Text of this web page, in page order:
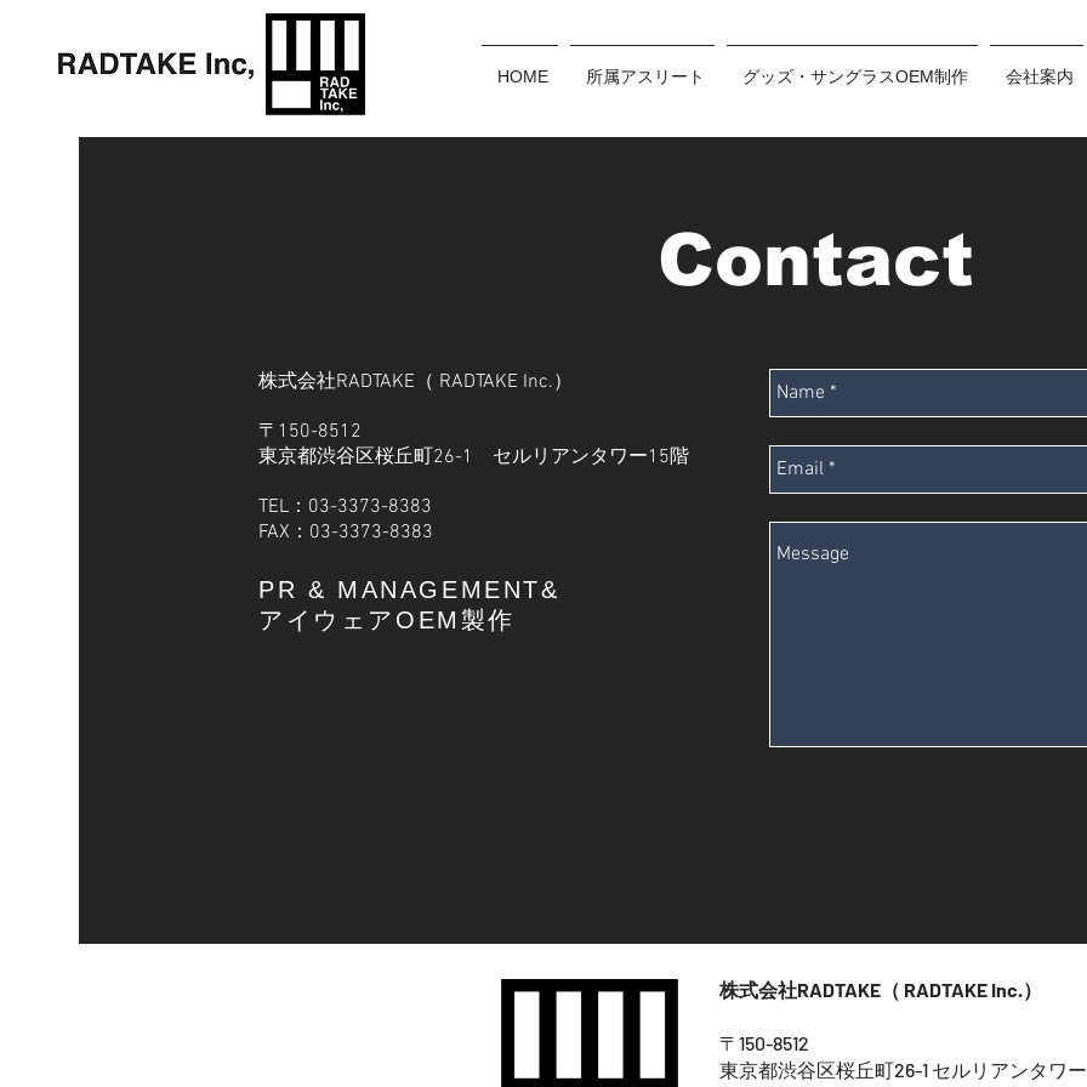
HOME 所属アスリート グッズ・サングラスOEM制作 会社案内
Contact
株式会社RADTAKE（ RADTAKE Inc.）
〒150-8512
東京都渋谷区桜丘町26-1 セルリアンタワー15階
TEL：03-3373-8383
FAX：03-3373-8383
PR & MANAGEMENT&
アイウェアOEM製作
株式会社RADTAKE（ RADTAKE Inc.）
〒150-8512
東京都渋谷区桜丘町26-1 セルリアンタワー